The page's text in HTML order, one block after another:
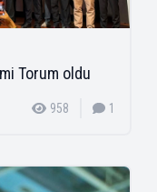
Torum oldu
958 1